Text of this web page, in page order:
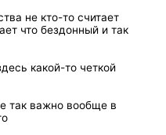
не кто-то считает
что бездонный и так
какой-то четкой
так важно вообще в